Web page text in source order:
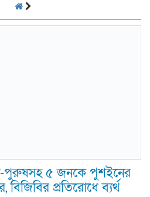
পুরুষসহ ৫ জনকে পুশইনের
বিজিবির প্রতিরোধে ব্যর্থ